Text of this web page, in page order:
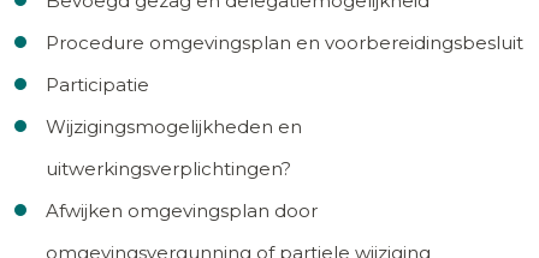
Procedure omgevingsplan en voorbereidingsbesluit
Participatie
Wijzigingsmogelijkheden en
uitwerkingsverplichtingen?
Afwijken omgevingsplan door
omgevingsvergunning of partiele wijziging